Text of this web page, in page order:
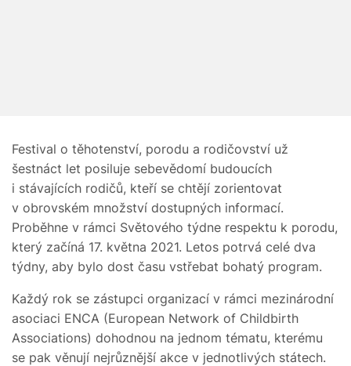
Festival o těhotenství, porodu a rodičovství už
šestnáct let posiluje sebevědomí budoucích
i stávajících rodičů, kteří se chtějí zorientovat
v obrovském množství dostupných informací.
Proběhne v rámci Světového týdne respektu k porodu,
který začíná 17. května 2021. Letos potrvá celé dva
týdny, aby bylo dost času vstřebat bohatý program.
Každý rok se zástupci organizací v rámci mezinárodní
asociaci ENCA (European Network of Childbirth
Associations) dohodnou na jednom tématu, kterému
se pak věnují nejrůznější akce v jednotlivých státech.